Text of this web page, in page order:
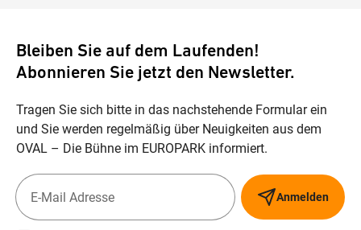
Bleiben Sie auf dem Laufenden!
Abonnieren Sie jetzt den Newsletter.
Tragen Sie sich bitte in das nachstehende Formular ein
und Sie werden regelmäßig über Neuigkeiten aus dem
OVAL – Die Bühne im EUROPARK informiert.
Anmelden